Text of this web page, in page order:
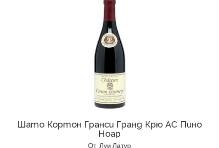
Шато Кортон Гранси Гранд Крю AC Пино
Ноар
От Луи Латур